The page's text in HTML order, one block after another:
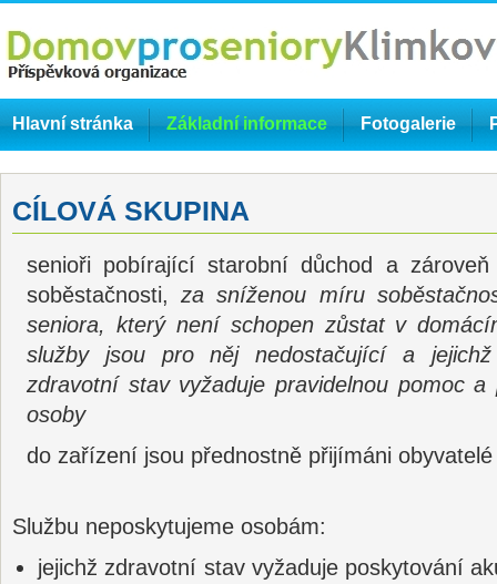
Hlavní stránka Základní informace Fotogalerie
CÍLOVÁ SKUPINA
senioři pobírající starobní důchod a
soběstačnosti,za sníženou míru
seniora, který není schopen zůstat v
služby jsou pro něj nedostačující a
zdravotní stav vyžaduje pravidelnou pomoc a
osoby
do zařízení jsou přednostně přijímáni
Službu neposkytujeme osobám:
jejichž zdravotní stav vyžaduje poskytování